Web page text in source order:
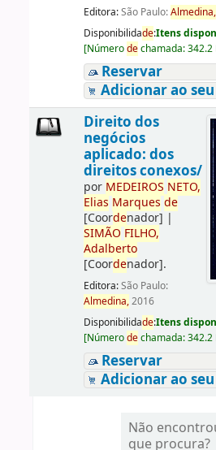
Editora:São Paulo:Almedina,
Disponibilidade:Itens
[Númerodechamada:342.2
Reservar
Adicionar ao
Direito dos
negócios
aplicado: dos
direitos conexos/
por MEDEIROS NETO,
Elias Marques de
[Coordenador] |
SIMÃO FILHO,
Adalberto
[Coordenador].
Editora:São Paulo:
Almedina,2016
Disponibilidade:Itens
[Númerodechamada:342.2
Reservar
Adicionar ao
Não
que procura?